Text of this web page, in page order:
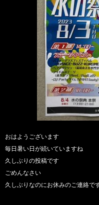
おはようございます
毎日暑い日が続いていますね
久しぶりの投稿です
ごめんなさい
久しぶりなのにお休みのご連絡で